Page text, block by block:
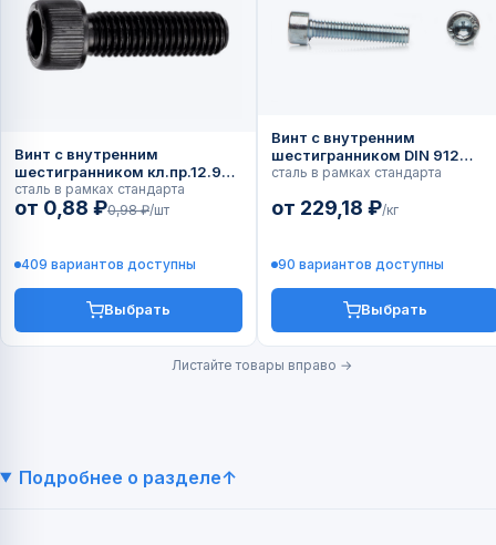
Винт с внутренним
шестигранником кл.пр.12.9
DIN 912
сталь в рамках стандарта
от 0,88 ₽0,98 ₽/шт
409 вариантов доступны
Выбрать
Винт с внутренним
шестигранником DIN 912
(ГОСТ 11738)
сталь в рамках стандарта
от 229,18 ₽/кг
90 вариантов доступны
Выбрать
Листайте товары вправо →
Подробнее о разделе